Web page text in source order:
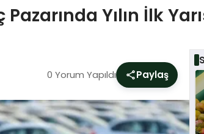
Yılın İlk
0 Yorum Yapıldı Paylaş